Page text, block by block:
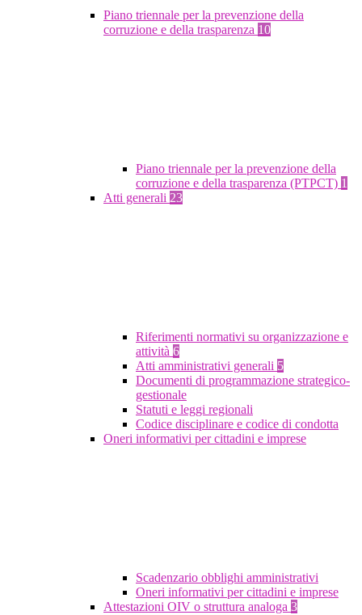
Piano triennale per la prevenzione della
corruzione e della trasparenza 10
Piano triennale per la prevenzione della
corruzione e della trasparenza (PTPCT) 1
Atti generali 23
Riferimenti normativi su organizzazione e
attività 6
Atti amministrativi generali 5
Documenti di programmazione strategico-
gestionale
Statuti e leggi regionali
Codice disciplinare e codice di condotta
Oneri informativi per cittadini e imprese
Scadenzario obblighi amministrativi
Oneri informativi per cittadini e imprese
Attestazioni OIV o struttura analoga 3